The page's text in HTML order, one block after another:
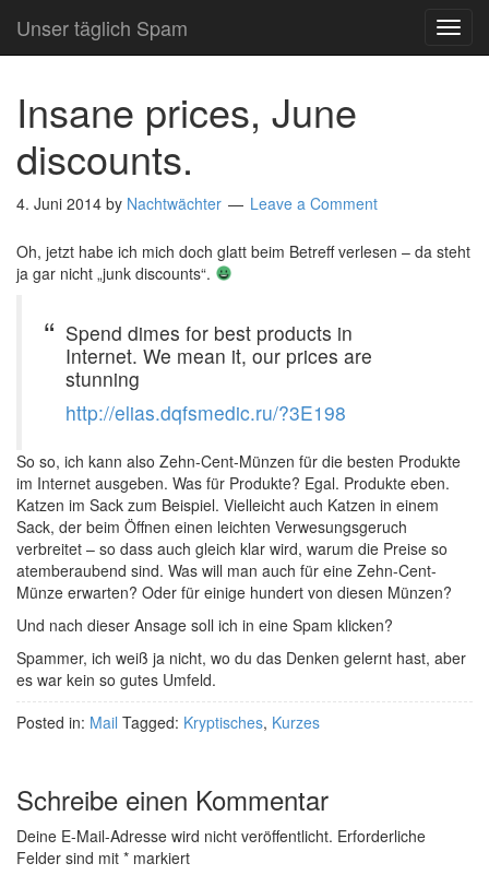
Unser täglich Spam
Insane prices, June
discounts.
4. Juni 2014 by Nachtwächter Leave a Comment
Oh, jetzt habe ich mich doch glatt beim Betreff verlesen – da steht
ja gar nicht „junk discounts“.
Spend dimes for best products in
Internet. We mean it, our prices are
stunning
http://elias.dqfsmedic.ru/?3E198
So so, ich kann also Zehn-Cent-Münzen für die besten Produkte
im Internet ausgeben. Was für Produkte? Egal. Produkte eben.
Katzen im Sack zum Beispiel. Vielleicht auch Katzen in einem
Sack, der beim Öffnen einen leichten Verwesungsgeruch
verbreitet – so dass auch gleich klar wird, warum die Preise so
atemberaubend sind. Was will man auch für eine Zehn-Cent-
Münze erwarten? Oder für einige hundert von diesen Münzen?
Und nach dieser Ansage soll ich in eine Spam klicken?
Spammer, ich weiß ja nicht, wo du das Denken gelernt hast, aber
es war kein so gutes Umfeld.
Posted in: Mail Tagged: Kryptisches, Kurzes
Schreibe einen Kommentar
Deine E-Mail-Adresse wird nicht veröffentlicht. Erforderliche
Felder sind mit * markiert